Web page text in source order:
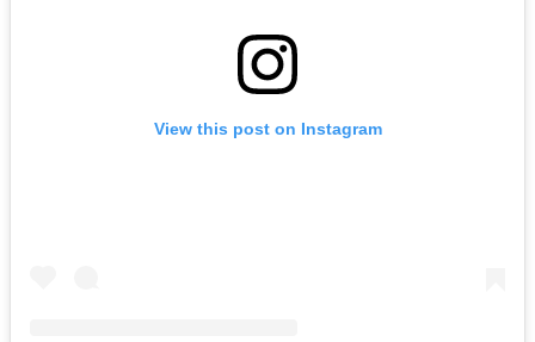
View this post on Instagram